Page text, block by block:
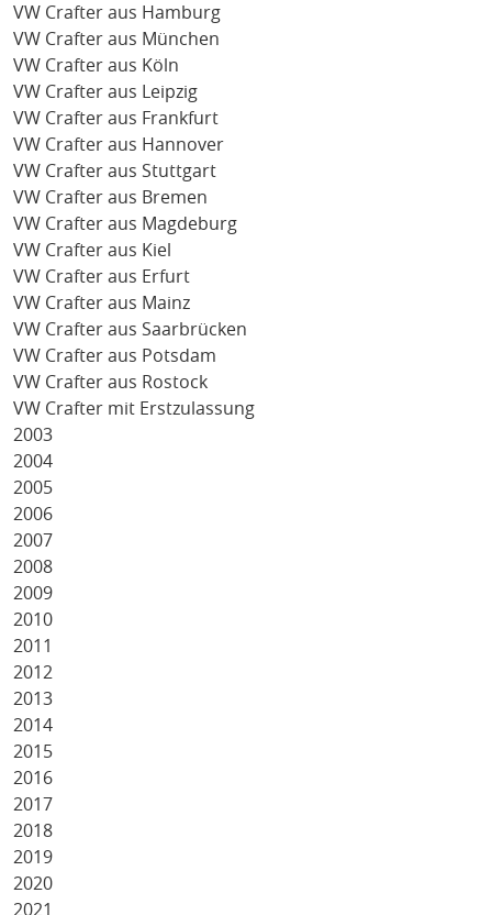
VW Crafter aus Hamburg
VW Crafter aus München
VW Crafter aus Köln
VW Crafter aus Leipzig
VW Crafter aus Frankfurt
VW Crafter aus Hannover
VW Crafter aus Stuttgart
VW Crafter aus Bremen
VW Crafter aus Magdeburg
VW Crafter aus Kiel
VW Crafter aus Erfurt
VW Crafter aus Mainz
VW Crafter aus Saarbrücken
VW Crafter aus Potsdam
VW Crafter aus Rostock
VW Crafter mit Erstzulassung
2003
2004
2005
2006
2007
2008
2009
2010
2011
2012
2013
2014
2015
2016
2017
2018
2019
2020
2021